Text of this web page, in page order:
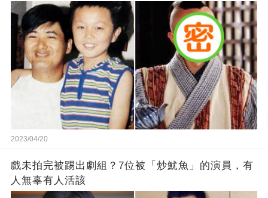
2023/04/20
戲未拍完被踢出劇組？7位被「炒魷魚」的演員，有
人無辜有人活該